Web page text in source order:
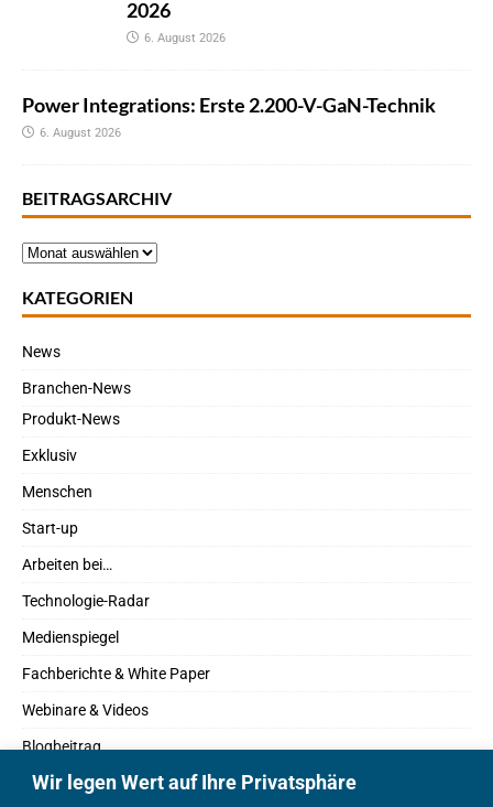
Wir legen Wert auf Ihre Privatsphäre
2026
6. August 2026
Power Integrations: Erste 2.200-V-GaN-Technik
6. August 2026
BEITRAGSARCHIV
KATEGORIEN
News
Branchen-News
Produkt-News
Exklusiv
Menschen
Start-up
Arbeiten bei…
Technologie-Radar
Medienspiegel
Fachberichte & White Paper
Webinare & Videos
Blogbeitrag
Fachbücher